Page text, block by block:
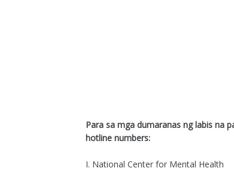
Para sa mga dumaranas ng labis na
hotline numbers:
I. National Center for Mental Health